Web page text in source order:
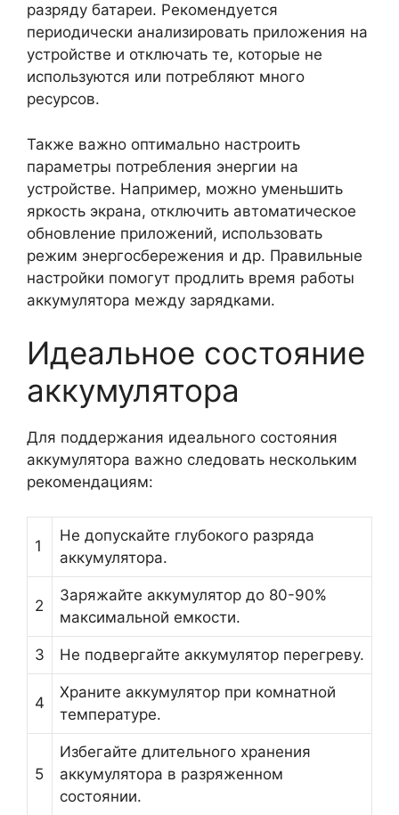
разряду батареи. Рекомендуется
периодически анализировать приложения на
устройстве и отключать те, которые не
используются или потребляют много
ресурсов.
Также важно оптимально настроить
параметры потребления энергии на
устройстве. Например, можно уменьшить
яркость экрана, отключить автоматическое
обновление приложений, использовать
режим энергосбережения и др. Правильные
настройки помогут продлить время работы
аккумулятора между зарядками.
Идеальное состояние
аккумулятора
Для поддержания идеального состояния
аккумулятора важно следовать нескольким
рекомендациям:
1
Не допускайте глубокого разряда
аккумулятора.
2
Заряжайте аккумулятор до 80-90%
максимальной емкости.
3 Не подвергайте аккумулятор перегреву.
4
Храните аккумулятор при комнатной
температуре.
5
Избегайте длительного хранения
аккумулятора в разряженном
состоянии.